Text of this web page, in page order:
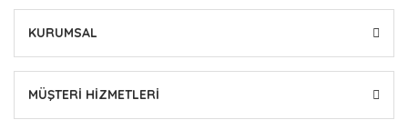
KURUMSAL
MÜŞTERİ HİZMETLERİ